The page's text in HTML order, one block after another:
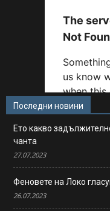
Последни новини
Ето какво
чанта
27.07.2023
Феновете на Локо
26.07.2023